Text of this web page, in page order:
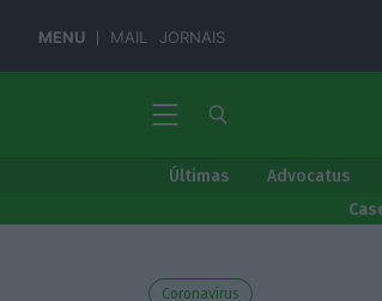
MENU MAIL JORNAIS
Últimas Advocatus
Coronavírus